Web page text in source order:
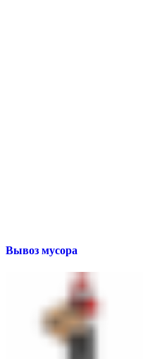
Вывоз мусора